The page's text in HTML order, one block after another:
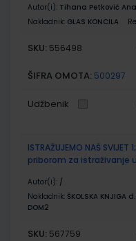
Autor(i): Tihana Petković
Nakladnik: GLAS KONCILA
SKU: 556498
ŠIFRA OMOTA: 500297
Udžbenik
ISTRAŽUJEMO NAŠ
priborom za istraživanje
Autor(i): /
Nakladnik: ŠKOLSKA KNJIGA
DOM2
SKU: 567759